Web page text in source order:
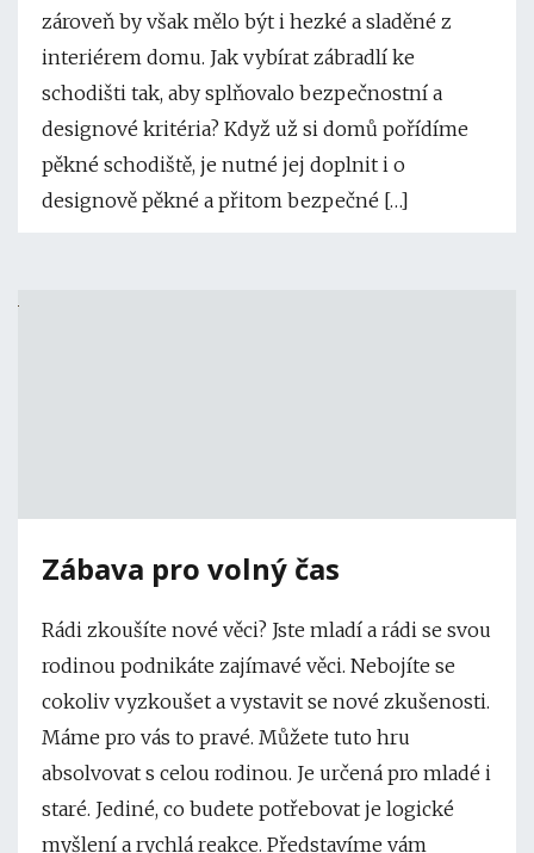
zároveň by však mělo být i hezké a sladěné z
interiérem domu. Jak vybírat zábradlí ke
schodišti tak, aby splňovalo bezpečnostní a
designové kritéria? Když už si domů pořídíme
pěkné schodiště, je nutné jej doplnit i o
designově pěkné a přitom bezpečné […]
Zábava pro volný čas
Rádi zkoušíte nové věci? Jste mladí a rádi se svou
rodinou podnikáte zajímavé věci. Nebojíte se
cokoliv vyzkoušet a vystavit se nové zkušenosti.
Máme pro vás to pravé. Můžete tuto hru
absolvovat s celou rodinou. Je určená pro mladé i
staré. Jediné, co budete potřebovat je logické
myšlení a rychlá reakce. Představíme vám